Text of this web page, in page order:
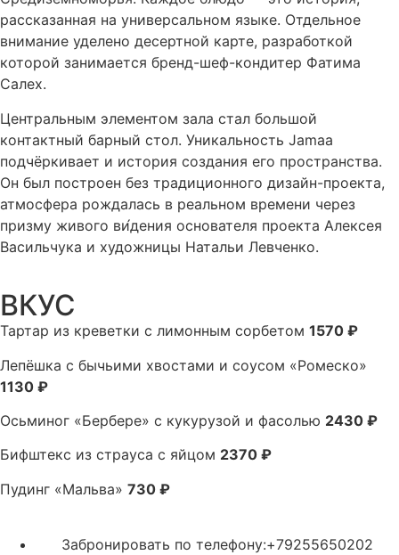
рассказанная на универсальном языке. Отдельное
внимание уделено десертной карте, разработкой
которой занимается бренд-шеф-кондитер Фатима
Салех.
Центральным элементом зала стал большой
контактный барный стол. Уникальность Jamaa
подчёркивает и история создания его пространства.
Он был построен без традиционного дизайн-проекта,
атмосфера рождалась в реальном времени через
призму живого ви́дения основателя проекта Алексея
Васильчука и художницы Натальи Левченко.
ВКУС
Тартар из креветки с лимонным сорбетом 1570 ₽
Лепёшка с бычьими хвостами и соусом «Ромеско»
1130 ₽
Осьминог «Бербере» с кукурузой и фасолью 2430 ₽
Бифштекс из страуса с яйцом 2370 ₽
Пудинг «Мальва» 730 ₽
Забронировать по телефону:+79255650202